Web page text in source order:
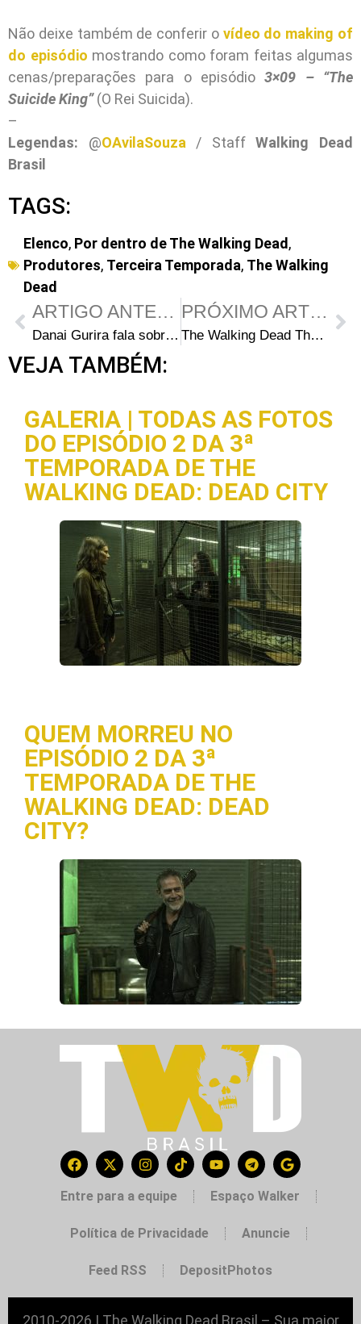
Não deixe também de conferir o vídeo do making of
do episódio mostrando como foram feitas algumas
cenas/preparações para o episódio3×09 – “The
Suicide King”(O Rei Suicida).
–
Legendas: @OAvilaSouza / StaffWalking Dead
Brasil
TAGS:
Elenco, Por dentro de The Walking Dead ,
Produtores, Terceira Temporada, The Walking
Dead
ARTIGO ANTERIOR
Danai Gurira fala sobre Michonne e sua experiência com katanas
PRÓXIMO ARTIGO
The Walking Dead The Game indicado para sete prêmios no BAFTA
VEJA TAMBÉM:
GALERIA | TODAS AS FOTOS
DO EPISÓDIO 2 DA 3ª
TEMPORADA DE THE
WALKING DEAD: DEAD CITY
QUEM MORREU NO
EPISÓDIO 2 DA 3ª
TEMPORADA DE THE
WALKING DEAD: DEAD
CITY?
Entre para a equipe Espaço Walker
Política de Privacidade Anuncie
Feed RSS DepositPhotos
2010-2026 | The Walking Dead Brasil – Sua maior